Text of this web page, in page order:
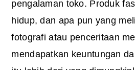
pengalaman toko. Produk
hidup, dan apa pun yang
fotografi atau penceritaan
mendapatkan keuntungan